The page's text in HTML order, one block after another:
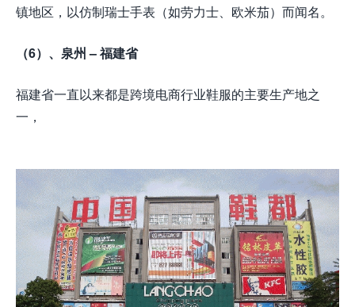
镇地区，以仿制瑞士手表（如劳力士、欧米茄）而闻名。
（6）、泉州 – 福建省
福建省一直以来都是跨境电商行业鞋服的主要生产地之
一，